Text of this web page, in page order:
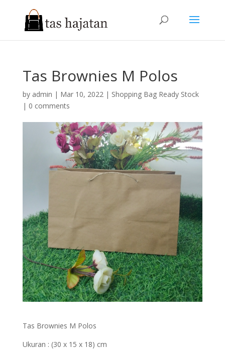
Tas Brownies M Polos
by admin | Mar 10, 2022| Shopping Bag Ready Stock
| 0 comments
Tas Brownies M Polos
Ukuran : (30 x 15 x 18) cm